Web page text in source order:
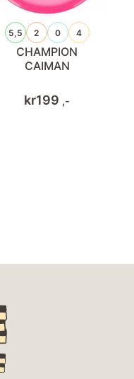
5,5 2 0 4
CHAMPION
CAIMAN
kr199 ,-